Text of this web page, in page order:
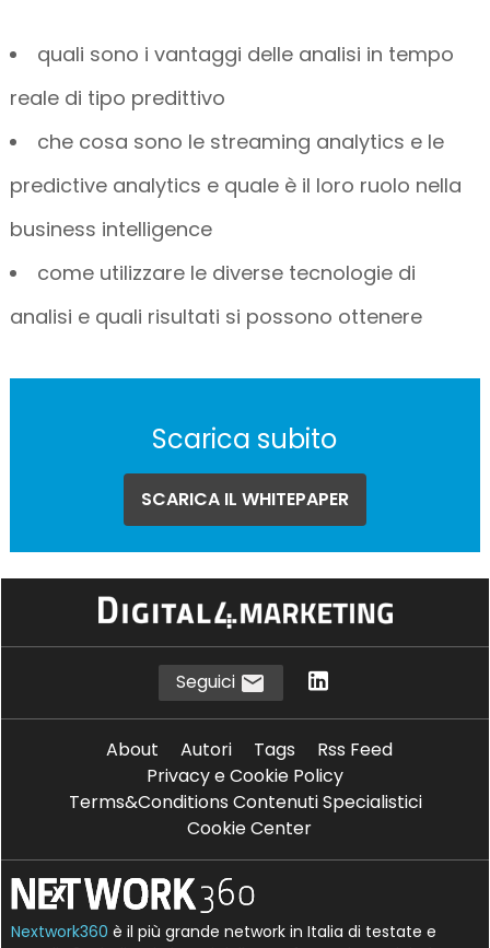
quali sono i vantaggi delle analisi in tempo
reale di tipo predittivo
che cosa sono le streaming analytics e le
predictive analytics e quale è il loro ruolo nella
business intelligence
come utilizzare le diverse tecnologie di
analisi e quali risultati si possono ottenere
Scarica subito
SCARICA IL WHITEPAPER
Seguici
About Autori Tags
Rss Feed
Privacy e Cookie Policy
Terms&Conditions Contenuti Specialistici
Cookie Center
Nextwork360 è il più grande network in Italia di testate e